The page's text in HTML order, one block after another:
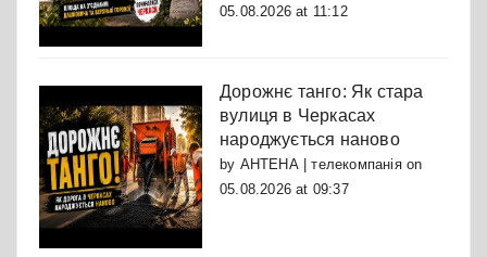
05.08.2026 at 11:12
Дорожнє танго: Як стара
вулиця в Черкасах
народжується наново
by АНТЕНА | телекомпаніяon
05.08.2026 at 09:37